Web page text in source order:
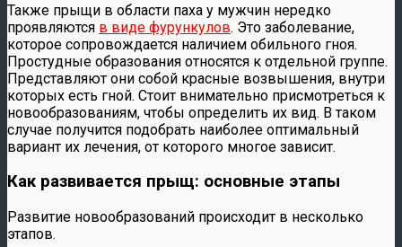
Также прыщи в области паха у мужчин нередко
проявляются в виде фурункулов. Это заболевание,
которое сопровождается наличием обильного гноя.
Простудные образования относятся к отдельной группе.
Представляют они собой красные возвышения, внутри
которых есть гной. Стоит внимательно присмотреться к
новообразованиям, чтобы определить их вид. В таком
случае получится подобрать наиболее оптимальный
вариант их лечения, от которого многое зависит.
Как развивается прыщ: основные этапы
Развитие новообразований происходит в несколько
этапов.